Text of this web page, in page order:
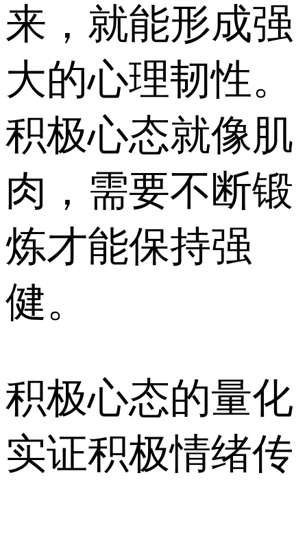
来，就能形成强
大的心理韧性。
积极心态就像肌
肉，需要不断锻
炼才能保持强
健。
积极心态的量化
实证积极情绪传